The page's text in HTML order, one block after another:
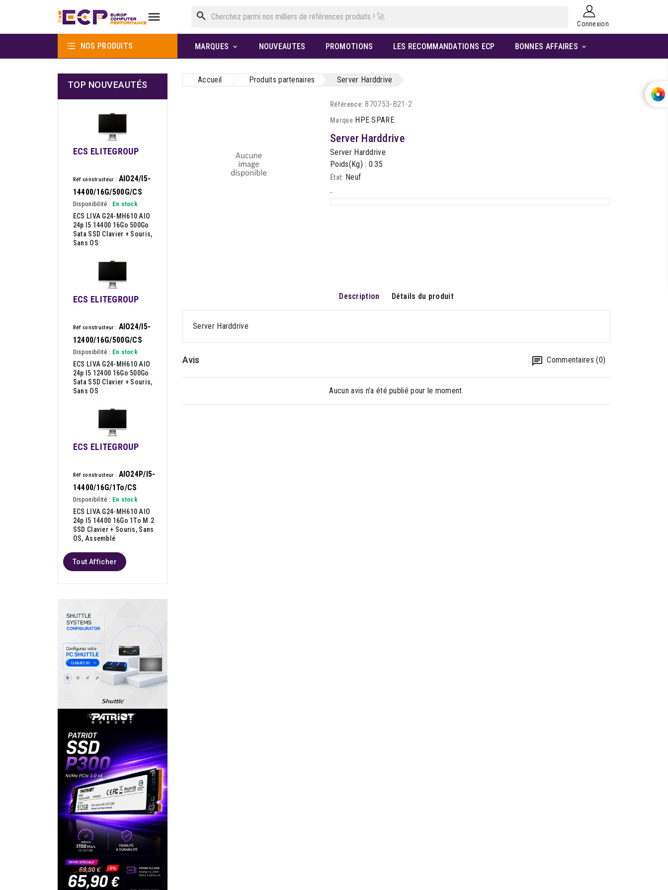
 search
Connexion
 NOS PRODUITS MARQUES  NOUVEAUTES PROMOTIONS LES RECOMMANDATIONS ECP BONNES AFFAIRES 
TOP NOUVEAUTÉS
ECS ELITEGROUP
Réf constructeur : AIO24/I5-
14400/16G/500G/CS
Disponibilité : En stock
ECS LIVA G24-MH610 AIO
24p I5 14400 16Go 500Go
Sata SSD Clavier + Souris,
Sans OS
ECS ELITEGROUP
Réf constructeur : AIO24/I5-
12400/16G/500G/CS
Disponibilité : En stock
ECS LIVA G24-MH610 AIO
24p I5 12400 16Go 500Go
Sata SSD Clavier + Souris,
Sans OS
ECS ELITEGROUP
Réf constructeur : AIO24P/I5-
14400/16G/1To/CS
Disponibilité : En stock
ECS LIVA G24-MH610 AIO
24p I5 14400 16Go 1To M.2
SSD Clavier + Souris, Sans
OS, Assemblé
Tout Afficher
Accueil Produits partenaires Server Harddrive
Référence: 870753-B21-2
Marque HPE SPARE
Server Harddrive
Server Harddrive
Poids(Kg) : 0.35
État: Neuf
-
Description Détails du produit
Server Harddrive
Avis Commentaires (0)
Aucun avis n'a été publié pour le moment.